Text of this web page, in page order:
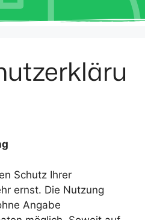
Schutz Ihrer
ernst. Die Nutzung
Angabe